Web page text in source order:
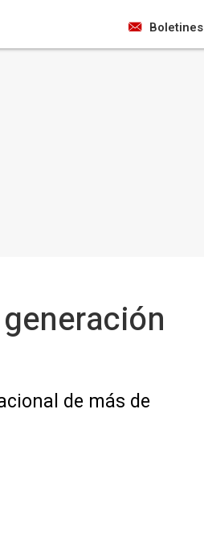
Boletines
de más de